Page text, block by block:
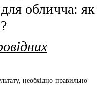
обличча: як
необхідно правильно